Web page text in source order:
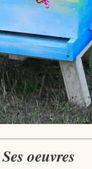
Ses oeuvres